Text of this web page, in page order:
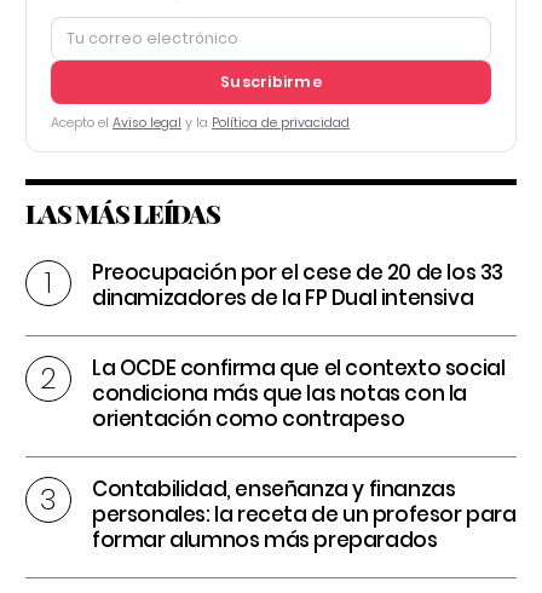
Suscribirme
Acepto el Aviso legal y la Política de privacidad
LAS MÁS LEÍDAS
Preocupación por el cese de 20 de los 33
dinamizadores de la FP Dual intensiva
La OCDE confirma que el contexto social
condiciona más que las notas con la
orientación como contrapeso
Contabilidad, enseñanza y finanzas
personales: la receta de un profesor para
formar alumnos más preparados